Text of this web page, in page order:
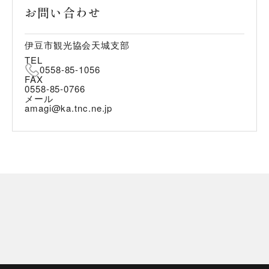
お問い合わせ
伊豆市観光協会天城支部
TEL
0558-85-1056
FAX
0558-85-0766
メール
amagi@ka.tnc.ne.jp